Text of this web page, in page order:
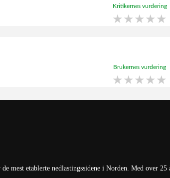
Kritikernes vurdering
★★★★★
Brukernes vurdering
★★★★★
mest etablerte nedlastingssidene i Norden. Med over